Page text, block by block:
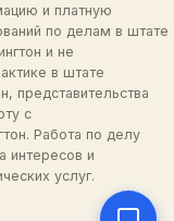
и платную
по делам в штате
и не
в штате
представительства
с
Работа по делу
интересов и
услуг.